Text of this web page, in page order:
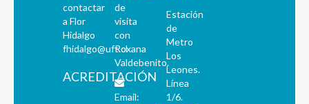
contactar
a Flor
Hidalgo
fhidalgo@uft.cl
ACREDITACIÓN
de
visita
con
Roxana
Valdebenito.
Email:
Estación
de
Metro
Los
Leones.
Línea
1/6.